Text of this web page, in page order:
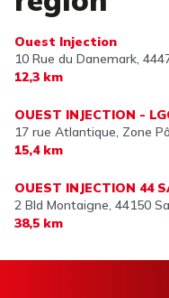
Ouest Injection
10 Rue du Danemark,
12,3 km
OUEST INJECTION -
17 rue Atlantique, Zone
15,4 km
OUEST INJECTION 44
2 Bld Montaigne, 44150
38,5 km